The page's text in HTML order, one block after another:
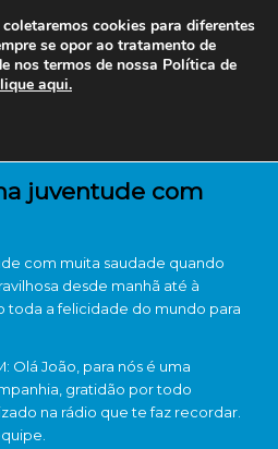
juventude com
com muita saudade quando
desde manhã até à
toda a felicidade do mundo para
Olá João, para nós é uma
gratidão por todo
na rádio que te faz recordar.
cookies para diferentes
se opor ao tratamento de
nos termos de nossa Política de
aqui.